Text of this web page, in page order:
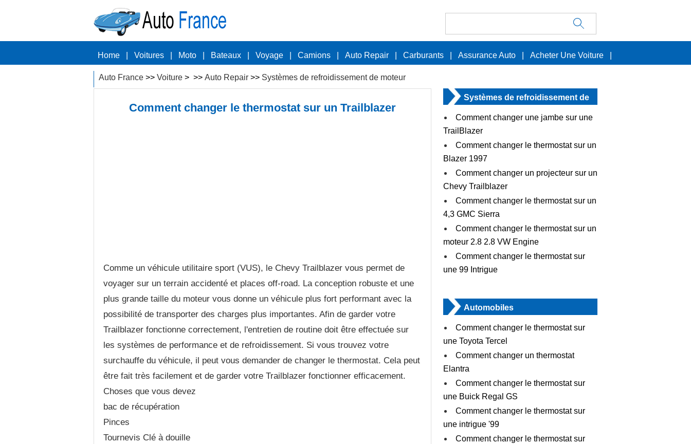
Home Voitures Moto Bateaux Voyage Camions Auto Repair Carburants Assurance Auto Acheter Une Voiture
Auto France >> Voiture > >> Auto Repair >> Systèmes de refroidissement de moteur
Comment changer le thermostat sur un Trailblazer
Comme un véhicule utilitaire sport (VUS), le Chevy Trailblazer vous permet de
voyager sur un terrain accidenté et places off-road. La conception robuste et une
plus grande taille du moteur vous donne un véhicule plus fort performant avec la
possibilité de transporter des charges plus importantes. Afin de garder votre
Trailblazer fonctionne correctement, l'entretien de routine doit être effectuée sur
les systèmes de performance et de refroidissement. Si vous trouvez votre
surchauffe du véhicule, il peut vous demander de changer le thermostat. Cela peut
être fait très facilement et de garder votre Trailblazer fonctionner efficacement.
Choses que vous devez
bac de récupération
Pinces
Tournevis Clé à douille
Systèmes de refroidissement de
Comment changer une jambe sur une
TrailBlazer
Comment changer le thermostat sur un
Blazer 1997
Comment changer un projecteur sur un
Chevy Trailblazer
Comment changer le thermostat sur un
4,3 GMC Sierra
Comment changer le thermostat sur un
moteur 2.8 2.8 VW Engine
Comment changer le thermostat sur
une 99 Intrigue
Automobiles
Comment changer le thermostat sur
une Toyota Tercel
Comment changer un thermostat
Elantra
Comment changer le thermostat sur
une Buick Regal GS
Comment changer le thermostat sur
une intrigue '99
Comment changer le thermostat sur